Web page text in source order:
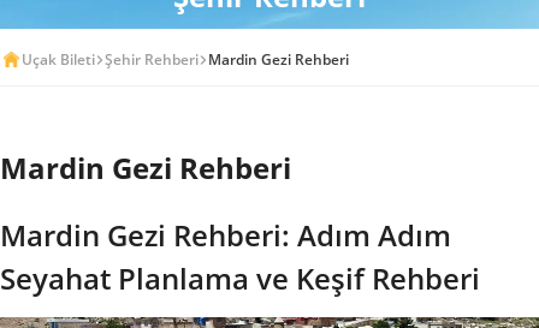
Uçak Bileti Şehir Rehberi Mardin Gezi Rehberi
Mardin Gezi Rehberi
Mardin Gezi Rehberi: Adım Adım
Seyahat Planlama ve Keşif Rehberi